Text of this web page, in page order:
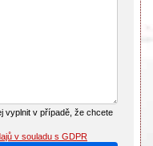
vyplnit v případě, že chcete
v souladu s GDPR